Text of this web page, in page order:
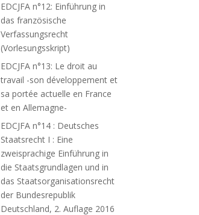
EDCJFA n°12: Einführung in
das französische
Verfassungsrecht
(Vorlesungsskript)
EDCJFA n°13: Le droit au
travail -son développement et
sa portée actuelle en France
et en Allemagne-
EDCJFA n°14 : Deutsches
Staatsrecht I : Eine
zweisprachige Einführung in
die Staatsgrundlagen und in
das Staatsorganisationsrecht
der Bundesrepublik
Deutschland, 2. Auflage 2016